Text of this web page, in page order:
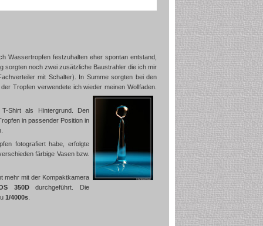
Wassertropfen festzuhalten eher spontan entstand,
sorgten noch zwei zusätzliche Baustrahler die ich mir
mit Schalter). In Summe sorgten bei den
Tropfen verwendete ich wieder meinen Wollfaden.
Shirt als Hintergrund. Den
in passender Position in
fotografiert habe, erfolgte
färbige Vasen bzw.
mehr mit der Kompaktkamera
350Ddurchgeführt. Die
1/4000s